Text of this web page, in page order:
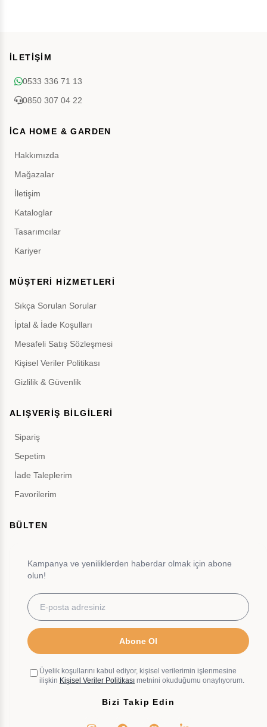
İLETİŞİM
0533 336 71 13
0850 307 04 22
İCA HOME & GARDEN
Hakkımızda
Mağazalar
İletişim
Kataloglar
Tasarımcılar
Kariyer
MÜŞTERİ HİZMETLERİ
Sıkça Sorulan Sorular
İptal & İade Koşulları
Mesafeli Satış Sözleşmesi
Kişisel Veriler Politikası
Gizlilik & Güvenlik
ALIŞVERİŞ BİLGİLERİ
Sipariş
Sepetim
İade Taleplerim
Favorilerim
BÜLTEN
Kampanya ve yeniliklerden haberdar olmak için abone
olun!
Abone Ol
Üyelik koşullarını kabul ediyor, kişisel verilerimin işlenmesine
ilişkin Kişisel Veriler Politikası metnini okuduğumu onaylıyorum.
Bizi Takip Edin